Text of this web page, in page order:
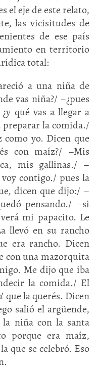
el eje de este relato,
las vicisitudes de
de ese país
en territorio
total:
a una niña de
vas niña?/ –¿pues
qué vas a llegar a
preparar la comida./
como yo. Dicen que
con maíz?/ –Mis
mis gallinas./ –
contigo./ pues la
dicen que dijo:/ –
pensando./ –si
mi papacito. Le
llevó en su rancho
era rancho. Dicen
con una mazorquita
Me dijo que iba
la comida./ El
que la querés. Dicen
salió el argüende,
niña con la santa
porque era maíz,
que se celebró. Eso